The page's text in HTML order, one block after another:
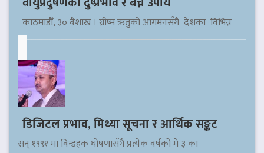
काठमाडौँ, ३० वैशाख । ग्रीष्म ऋतुको आगमनसँगै देशका विभिन्न
डिजिटल प्रभाव, मिथ्या सूचना र आर्थिक सङ्कट
सन् १९९१ मा विन्डहक घोषणासँगै प्रत्येक वर्षको मे ३ का